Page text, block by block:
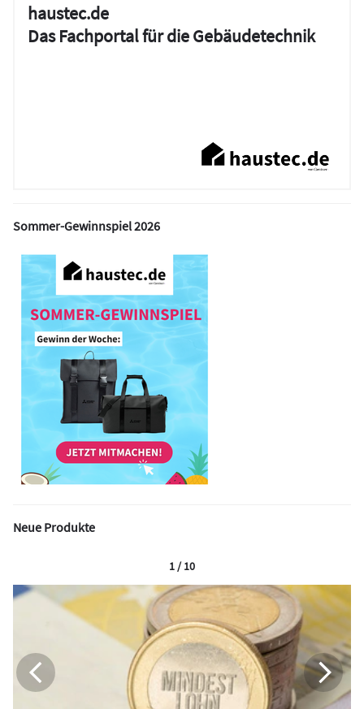
haustec.de
Das Fachportal für die Gebäudetechnik
Sommer-Gewinnspiel 2026
Neue Produkte
1 / 10